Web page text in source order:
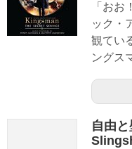
「お
ック・
観てい
ングス
自由